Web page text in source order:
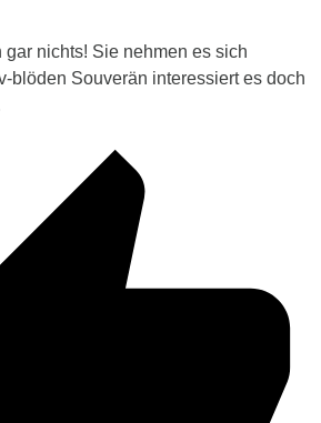
gar nichts! Sie nehmen es sich
blöden Souverän interessiert es doch